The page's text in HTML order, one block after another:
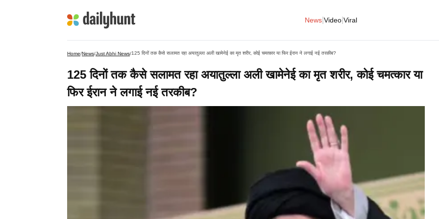
News Video Viral
Home/News/Just Abhi News/125 दिनों तक कैसे सलामत रहा अयातुल्ला अली खामेनेई का मृत शरीर, कोई चमत्कार या फिर ईरान ने लगाई नई तरकीब?​
125 दिनों तक कैसे सलामत रहा अयातुल्ला अली खामेनेई का मृत शरीर, कोई चमत्कार या
फिर ईरान ने लगाई नई तरकीब?​